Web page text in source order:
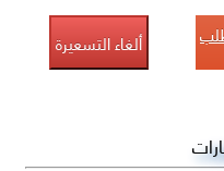
ألغاء التسعيرة